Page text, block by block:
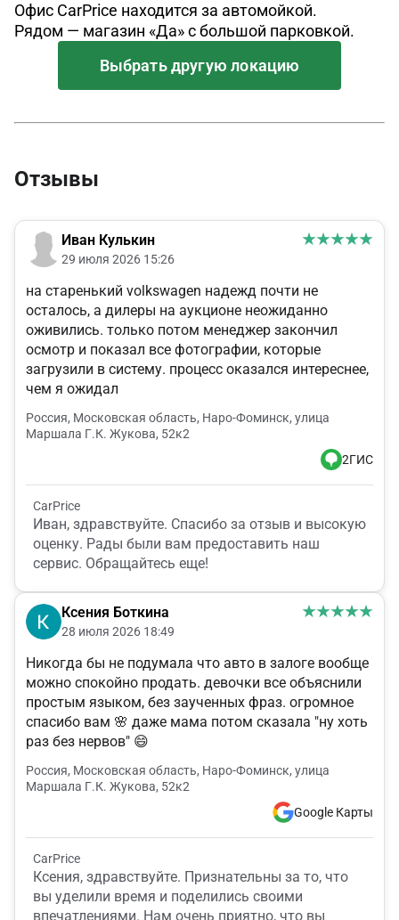
Офис CarPrice находится за автомойкой.
Рядом — магазин «Да» с большой парковкой.
Выбрать другую локацию
Отзывы
Иван Кулькин
29 июля 2026 15:26
на старенький volkswagen надежд почти не
осталось, а дилеры на аукционе неожиданно
оживились. только потом менеджер закончил
осмотр и показал все фотографии, которые
загрузили в систему. процесс оказался интереснее,
чем я ожидал
Россия, Московская область, Наро-Фоминск, улица
Маршала Г.К. Жукова, 52к2
2ГИС
CarPrice
Иван, здравствуйте. Спасибо за отзыв и высокую
оценку. Рады были вам предоставить наш
сервис. Обращайтесь еще!
Ксения Боткина
28 июля 2026 18:49
Никогда бы не подумала что авто в залоге вообще
можно спокойно продать. девочки все объяснили
простым языком, без заученных фраз. огромное
спасибо вам 🌸 даже мама потом сказала "ну хоть
раз без нервов" 😄
Россия, Московская область, Наро-Фоминск, улица
Маршала Г.К. Жукова, 52к2
Google Карты
CarPrice
Ксения, здравствуйте. Признательны за то, что
вы уделили время и поделились своими
впечатлениями. Нам очень приятно, что вы